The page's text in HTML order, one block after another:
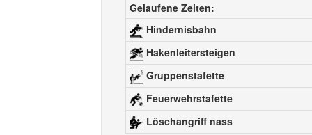
Gelaufene Zeiten:
Hindernisbahn
Hakenleitersteigen
Gruppenstafette
Feuerwehrstafette
Löschangriff nass